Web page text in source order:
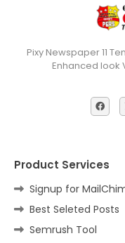
Pixy Newspaper 11
Enhanced look
Product Services
Signup for
Best Seleted Posts
Semrush Tool